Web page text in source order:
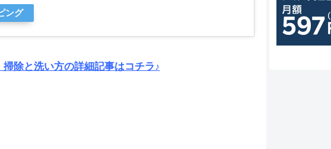
ング
除と洗い方の詳細記事はコチラ♪